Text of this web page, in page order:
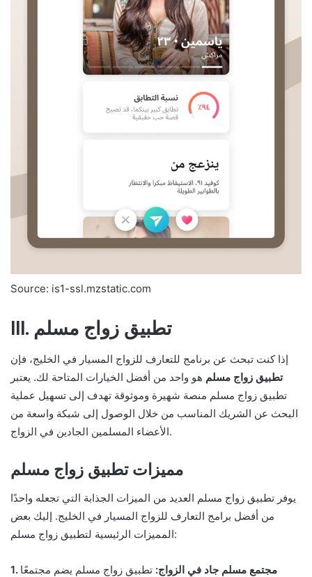
Source: is1-ssl.mzstatic.com
III. تطبيق زواج مسلم
إذا كنت تبحث عن برنامج للتعارف للزواج المسيار في الخليج، فإن
تطبيق زواج مسلم هو واحد من أفضل الخيارات المتاحة لك. يعتبر
تطبيق زواج مسلم منصة شهيرة وموثوقة تهدف إلى تسهيل عملية
البحث عن الشريك المناسب من خلال الوصول إلى شبكة واسعة من
الأعضاء المسلمين الجادين في الزواج.
مميزات تطبيق زواج مسلم
يوفر تطبيق زواج مسلم العديد من الميزات الجذابة التي تجعله واحدًا
من أفضل برامج التعارف للزواج المسيار في الخليج. إليك بعض
المميزات الرئيسية لتطبيق زواج مسلم:
1. مجتمع مسلم جاد في الزواج: تطبيق زواج مسلم يضم مجتمعًا